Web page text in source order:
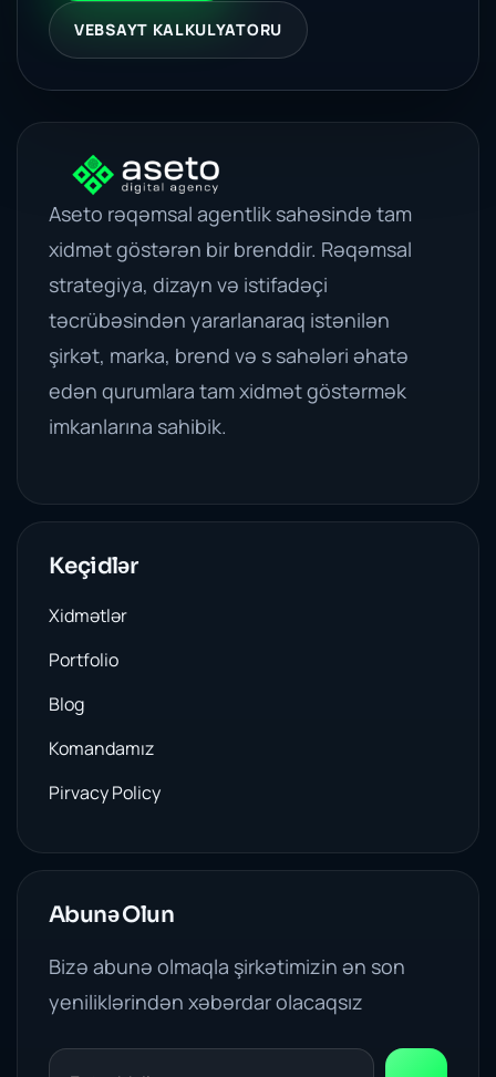
VEBSAYT KALKULYATORU
Aseto rəqəmsal agentlik sahəsində tam
xidmət göstərən bir brenddir. Rəqəmsal
strategiya, dizayn və istifadəçi
təcrübəsindən yararlanaraq istənilən
şirkət, marka, brend və s sahələri əhatə
edən qurumlara tam xidmət göstərmək
imkanlarına sahibik.
Keçidlər
Xidmətlər
Portfolio
Blog
Komandamız
Pirvacy Policy
Abunə Olun
Bizə abunə olmaqla şirkətimizin ən son
yeniliklərindən xəbərdar olacaqsız